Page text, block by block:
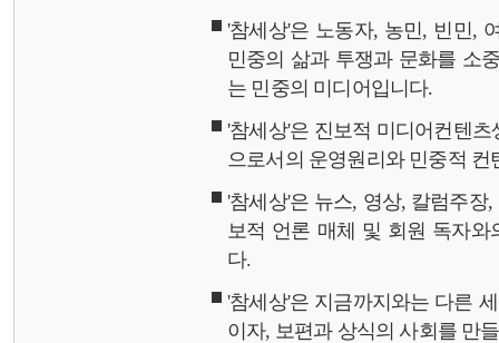
'참세상'은 노동자, 농민, 빈민,
민중의 삶과 투쟁과 문화를 소
는 민중의 미디어입니다.
'참세상'은 진보적 미디어컨텐
으로서의 운영원리와 민중적
'참세상'은 뉴스, 영상, 칼럼주
보적 언론 매체 및 회원 독자와
다.
'참세상'은 지금까지와는 다른
이자, 보편과 상식의 사회를 만